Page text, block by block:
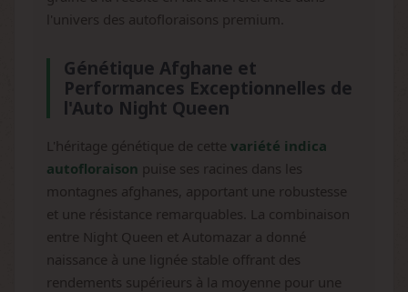
l'univers des autofloraisons premium.
Génétique Afghane et
Performances Exceptionnelles de
l'Auto Night Queen
L'héritage génétique de cette variété indica
autofloraison puise ses racines dans les
montagnes afghanes, apportant une robustesse
et une résistance remarquables. La combinaison
entre Night Queen et Automazar a donné
naissance à une lignée stable offrant des
rendements supérieurs à la moyenne pour une